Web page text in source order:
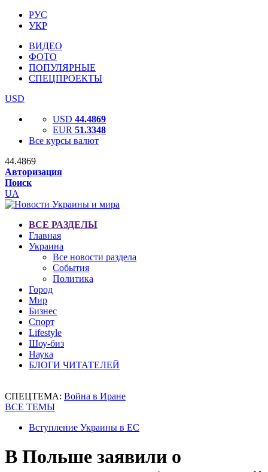
РУС
УКР
ВИДЕО
ФОТО
ПОПУЛЯРНЫЕ
СПЕЦПРОЕКТЫ
USD
USD 44.4869
EUR 51.3348
Все курсы валют
44.4869
Авторизация
Поиск
UA
ВСЕ РАЗДЕЛЫ
Главная
Украина
Все новости раздела
События
Политика
Город
Мир
Бизнес
Спорт
Lifestyle
Шоу-биз
Наука
БЛОГИ ЧИТАТЕЛЕЙ
СПЕЦТЕМА: Война в Иране
ВСЕ ТЕМЫ
Вступление Украины в ЕС
В Польше заявили о